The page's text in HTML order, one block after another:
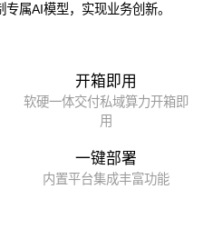
属AI模型，实现业务创新。
开箱即用
软硬一体交付私域算力开箱即
用
一键部署
内置平台集成丰富功能